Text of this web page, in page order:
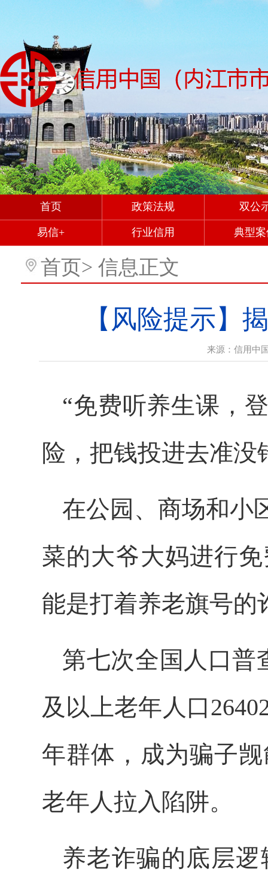
首页 政策法规 双公
易信+ 行业信用 典型
首页> 信息正文
【风险提示】
来源： 信用中
“免费听养生课，
险，把钱投进去准
在公园、商场和小
菜的大爷大妈进行
能是打着养老旗号的
第七次全国人口普
及以上老年人口
年群体，成为骗子
老年人拉入陷阱。
养老诈骗的底层